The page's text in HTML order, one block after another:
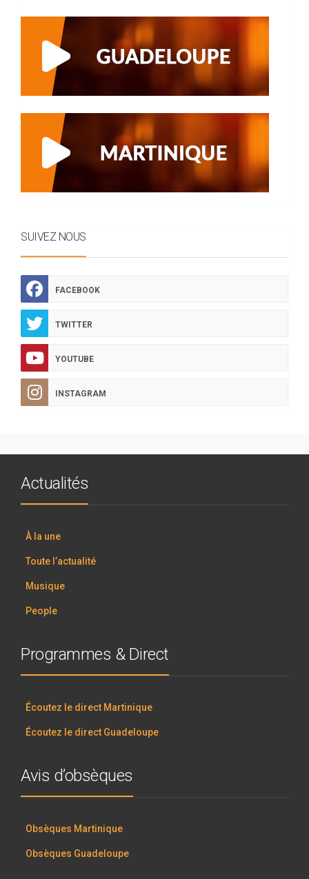
SUIVEZ NOUS
FACEBOOK
TWITTER
YOUTUBE
INSTAGRAM
Actualités
À la une
Toute l’actualité
Musique
People
Programmes & Direct
Écoutez le direct Martinique
Écoutez le direct Guadeloupe
Avis d’obsèques
Obsèques Martinique
Obsèques Guadeloupe